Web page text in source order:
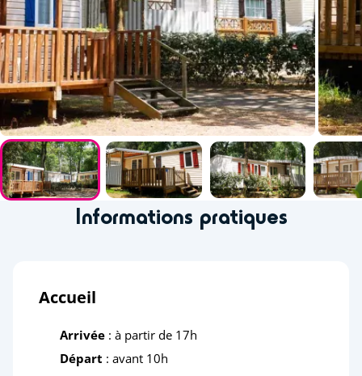
Informations pratiques
Accueil
Arrivée : à partir de 17h
Départ : avant 10h